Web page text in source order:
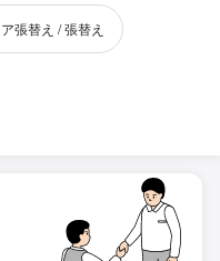
張替え / 張替え